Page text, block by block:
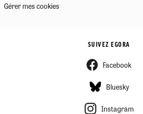
Gérer mes cookies
SUIVEZ EGORA
Facebook
Bluesky
Instagram